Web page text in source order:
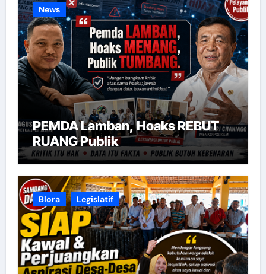
News
PEMDA Lamban, Hoaks REBUT
RUANG Publik
Blora Legislatif